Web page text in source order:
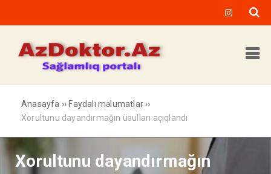
Anasayfa ›› Faydalı məlumatlar ››
Xorultunu dayandırmağın üsulları açıqlandı
Xorultunu dayandırmağın